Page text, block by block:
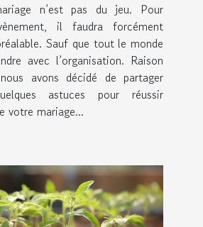
n’est pas du jeu. Pour
il faudra forcément
Sauf que tout le monde
avec l’organisation. Raison
avons décidé de partager
astuces pour réussir
votre mariage...